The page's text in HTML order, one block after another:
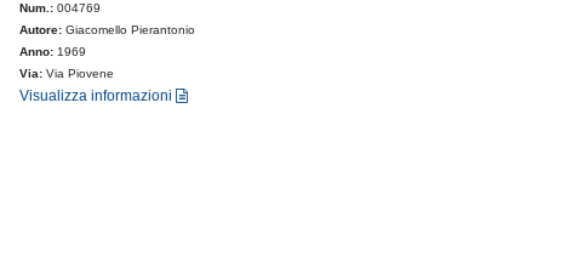
Num.: 004769
Autore: Giacomello Pierantonio
Anno: 1969
Via: Via Piovene
Visualizza informazioni